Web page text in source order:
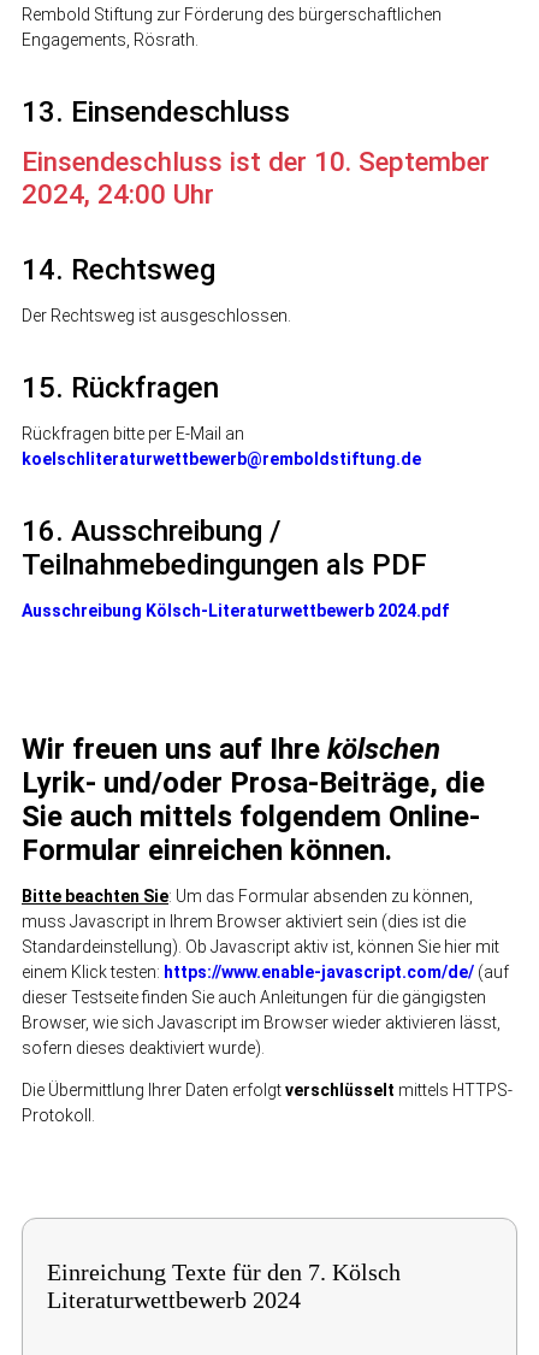
Rembold Stiftung zur Förderung des bürgerschaftlichen
Engagements, Rösrath.
13. Einsendeschluss
Einsendeschluss ist der 10. September
2024, 24:00 Uhr
14. Rechtsweg
Der Rechtsweg ist ausgeschlossen.
15. Rückfragen
Rückfragen bitte per E-Mail an
koelschliteraturwettbewerb@remboldstiftung.de
16. Ausschreibung /
Teilnahmebedingungen als PDF
Ausschreibung Kölsch-Literaturwettbewerb 2024.pdf
Wir freuen uns auf Ihre kölschen
Lyrik- und/oder Prosa-Beiträge, die
Sie auch mittels folgendem Online-
Formular einreichen können.
Bitte beachten Sie: Um das Formular absenden zu können,
muss Javascript in Ihrem Browser aktiviert sein (dies ist die
Standardeinstellung). Ob Javascript aktiv ist, können Sie hier mit
einem Klick testen: https://www.enable-javascript.com/de/ (auf
dieser Testseite finden Sie auch Anleitungen für die gängigsten
Browser, wie sich Javascript im Browser wieder aktivieren lässt,
sofern dieses deaktiviert wurde).
Die Übermittlung Ihrer Daten erfolgtverschlüsselt mittels HTTPS-
Protokoll.
Einreichung Texte für den 7. Kölsch
Literaturwettbewerb 2024